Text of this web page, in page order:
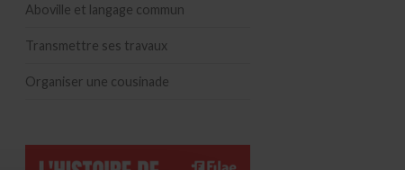
Aboville et langage commun
Transmettre ses travaux
Organiser une cousinade